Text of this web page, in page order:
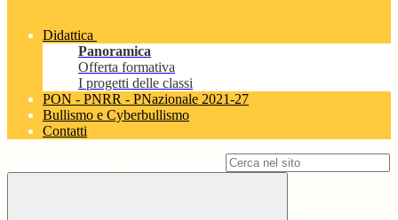
Didattica
Panoramica
Offerta formativa
I progetti delle classi
PON - PNRR - PNazionale 2021-27
Bullismo e Cyberbullismo
Contatti